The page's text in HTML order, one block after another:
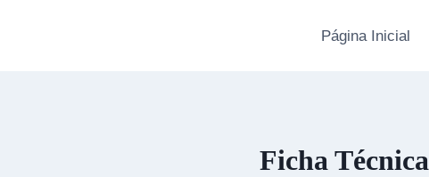
Página Inicial
Ficha Técnica